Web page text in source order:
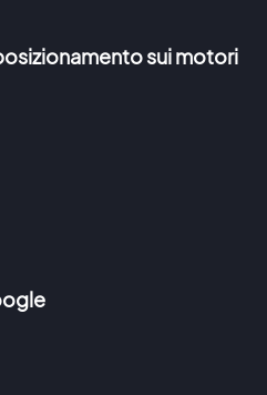
sui motori